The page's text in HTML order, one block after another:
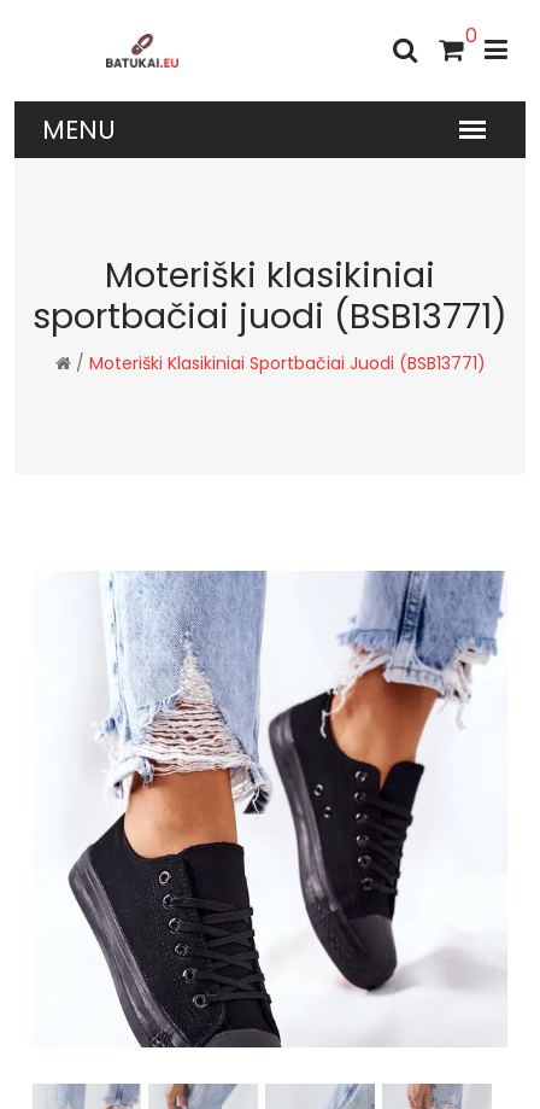
0
Moteriški klasikiniai
sportbačiai juodi (BSB13771)
/ Moteriški Klasikiniai Sportbačiai Juodi (BSB13771)